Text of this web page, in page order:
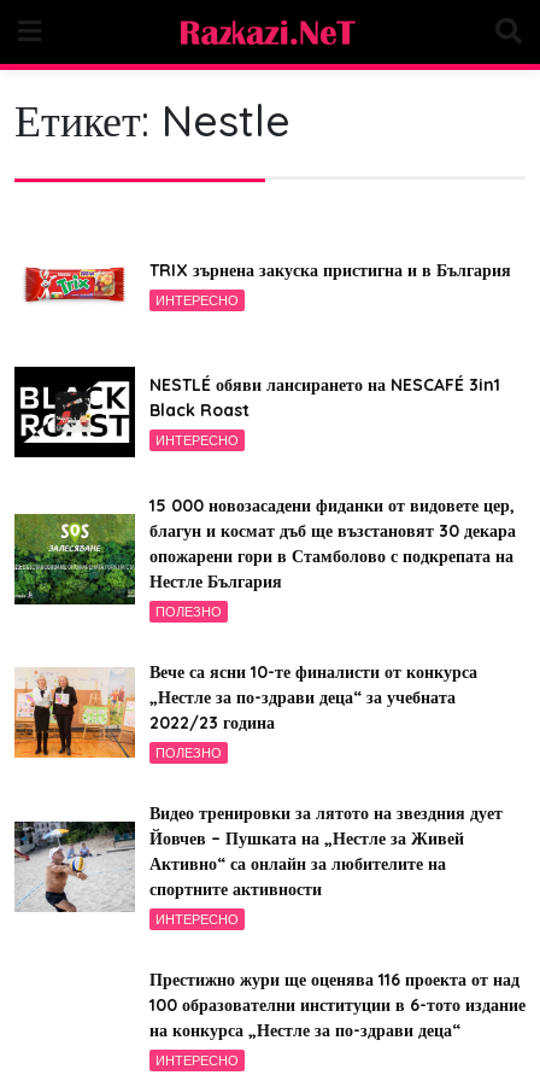
content
Етикет: Nestle
TRIX зърнена закуска пристигна и в България
ИНТЕРЕСНО
NESTLÉ обяви лансирането на NESCAFÉ 3in1
Black Roast
ИНТЕРЕСНО
15 000 новозасадени фиданки от видовете цер,
благун и космат дъб ще възстановят 30 декара
опожарени гори в Стамболово с подкрепата на
Нестле България
ПОЛЕЗНО
Вече са ясни 10-те финалисти от конкурса
„Нестле за по-здрави деца“ за учебната
2022/23 година
ПОЛЕЗНО
Видео тренировки за лятото на звездния дует
Йовчев – Пушката на „Нестле за Живей
Активно“ са онлайн за любителите на
спортните активности
ИНТЕРЕСНО
Престижно жури ще оценява 116 проекта от над
100 образователни институции в 6-тото издание
на конкурса „Нестле за по-здрави деца“
ИНТЕРЕСНО